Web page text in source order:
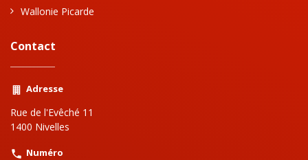
Wallonie Picarde
Contact
Adresse
Rue de l'Evêché 11
1400 Nivelles
Numéro